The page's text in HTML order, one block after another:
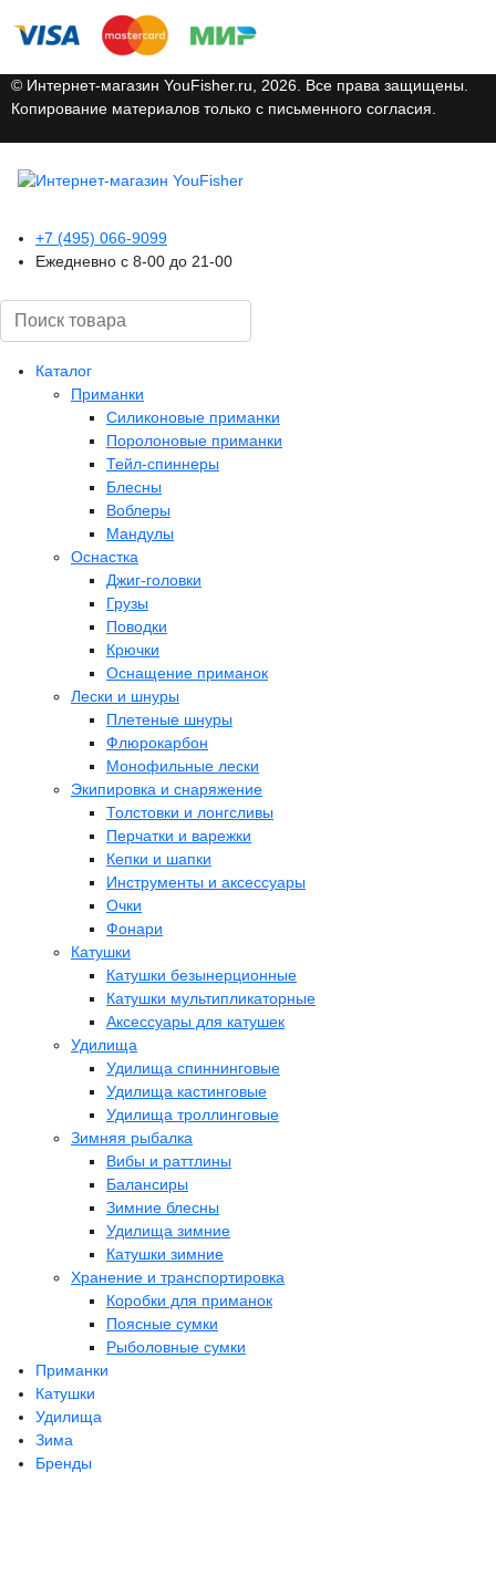
© Интернет-магазин YouFisher.ru, 2026. Все права защищены.
Копирование материалов только с письменного согласия.
+7 (495) 066-9099
Ежедневно с 8-00 до 21-00
Поиск
Каталог
Приманки
Силиконовые приманки
Поролоновые приманки
Тейл-спиннеры
Блесны
Воблеры
Мандулы
Оснастка
Джиг-головки
Грузы
Поводки
Крючки
Оснащение приманок
Лески и шнуры
Плетеные шнуры
Флюрокарбон
Монофильные лески
Экипировка и снаряжение
Толстовки и лонгсливы
Перчатки и варежки
Кепки и шапки
Инструменты и аксессуары
Очки
Фонари
Катушки
Катушки безынерционные
Катушки мультипликаторные
Аксессуары для катушек
Удилища
Удилища спиннинговые
Удилища кастинговые
Удилища троллинговые
Зимняя рыбалка
Вибы и раттлины
Балансиры
Зимние блесны
Удилища зимние
Катушки зимние
Хранение и транспортировка
Коробки для приманок
Поясные сумки
Рыболовные сумки
Приманки
Катушки
Удилища
Зима
Бренды